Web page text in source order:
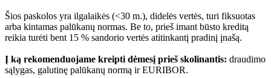
Šios paskolos yra ilgalaikės (<30 m.), didelės vertės, turi fiksuotas
arba kintamas palūkanų normas. Be to, prieš imant būsto kreditą
reikia turėti bent 15 % sandorio vertės atitinkantį pradinį įnašą.
Į ką rekomenduojame kreipti dėmesį prieš skolinantis: draudimo
sąlygas, galutinę palūkanų normą ir EURIBOR.